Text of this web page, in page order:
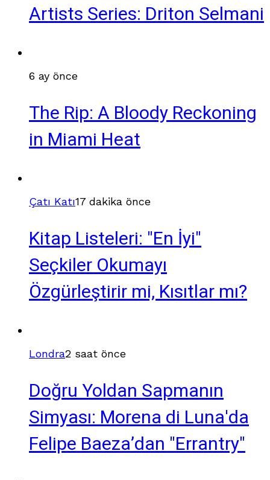
Artists Series: Driton Selmani
6 ay önce
The Rip: A Bloody Reckoning
in Miami Heat
Çatı Katı17 dakika önce
Kitap Listeleri: "En İyi"
Seçkiler Okumayı
Özgürleştirir mi, Kısıtlar mı?
Londra2 saat önce
Doğru Yoldan Sapmanın
Simyası: Morena di Luna'da
Felipe Baeza’dan "Errantry"